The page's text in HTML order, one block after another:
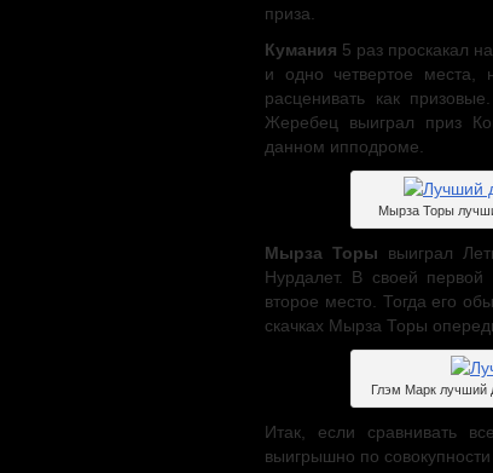
приза.
Кумания 5 раз проскакал
и одно четвертое места,
расценивать как
Жеребец выиграл приз
данном ипподроме.
Мырза Торы
Мырза Торы выиграл
Нурдалет. В своей
второе место. Тогда его
скачках Мырза Торы
Глэм Марк лучший
Итак, если сравнивать
выигрышно по